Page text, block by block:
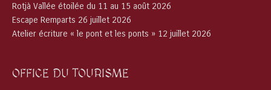
Rotjà Vallée étoilée du 11 au 15 août 2026
Escape Remparts 26 juillet 2026
Atelier écriture « le pont et les ponts » 12 juillet 2026
OFFICE DU TOURISME